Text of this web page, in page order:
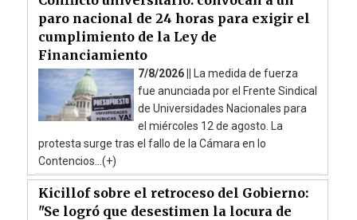
paro nacional de 24 horas para exigir el
cumplimiento de la Ley de
Financiamiento
7/8/2026 || La medida de fuerza
fue anunciada por el Frente Sindical
de Universidades Nacionales para
el miércoles 12 de agosto. La
protesta surge tras el fallo de la Cámara en lo
Contencios...(+)
Kicillof sobre el retroceso del Gobierno:
"Se logró que desestimen la locura de